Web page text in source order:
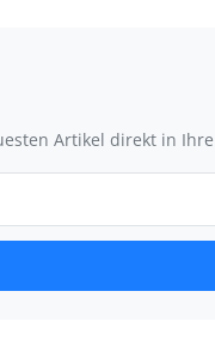
Artikel direkt in